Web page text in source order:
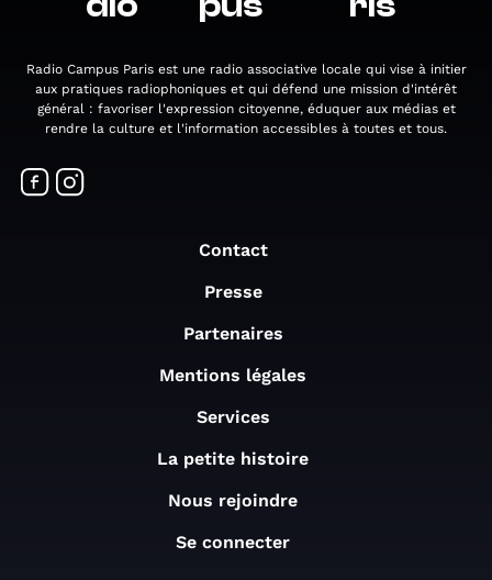
Radio Campus Paris est une radio associative locale qui vise à initier
aux pratiques radiophoniques et qui défend une mission d'intérêt
général : favoriser l'expression citoyenne, éduquer aux médias et
rendre la culture et l'information accessibles à toutes et tous.
Contact
Presse
Partenaires
Mentions légales
Services
La petite histoire
Nous rejoindre
Se connecter